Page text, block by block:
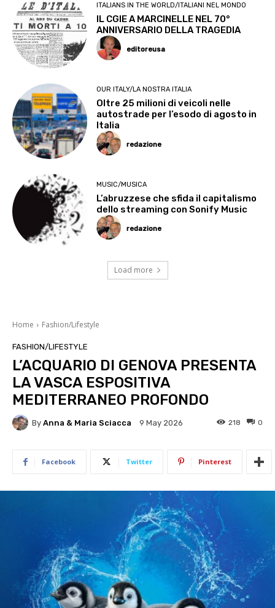
ITALIANS IN THE WORLD/ITALIANI NEL MONDO
IL CGIE A MARCINELLE NEL 70°
ANNIVERSARIO DELLA TRAGEDIA
editoreusa
OUR ITALY/LA NOSTRA ITALIA
Oltre 25 milioni di veicoli nelle
autostrade per l’esodo di agosto in
Italia
redazione
MUSIC/MUSICA
L’abruzzese che sfida il capitalismo
dello streaming con Sonify Music
redazione
Load more